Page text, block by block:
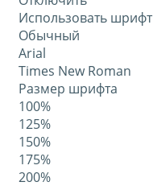
Использовать шрифт
Обычный
Arial
Times New Roman
Размер шрифта
100%
125%
150%
175%
200%